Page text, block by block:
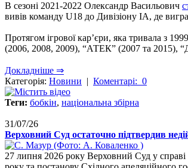
В сезоні 2021-2022 Олександр Васильович
вивів команду U18 до Дивізіону ІА, де
Протягом ігрової кар’єри, яка тривала з
(2006, 2008, 2009), “АТЕК” (2007 та 2015),
Докладніше ⇒
Категорія: Новини | Коментарі: 0
Теги: бобкін, національна збірна
31/07/26
Верховний Суд остаточно підтвердив
27 липня 2026 року Верховний Суд у